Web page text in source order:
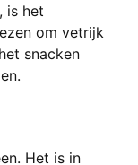
is het
om vetrijk
snacken
Het is in